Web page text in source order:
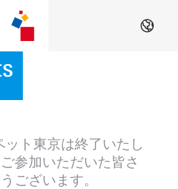
JA
ト東京は終了いたし
参加いただいた皆さ
ございます。